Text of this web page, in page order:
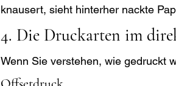
knausert, sieht hinterher nackte
4. Die Druckarten im
Wenn Sie verstehen, wie gedruckt